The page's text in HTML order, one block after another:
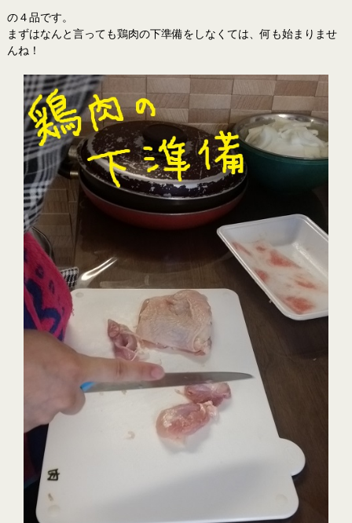
の４品です。
まずはなんと言っても鶏肉の下準備をしなくては、何も始まりませ
んね！